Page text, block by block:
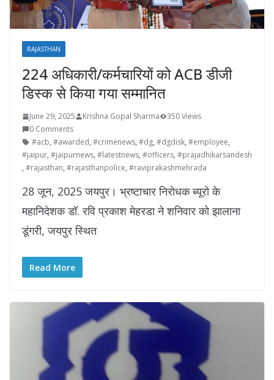
RAJASTHAN
224 अधिकारी/कर्मचारियों को ACB डीजी
डिस्क से किया गया सम्मानित
June 29, 2025 Krishna Gopal Sharma
350 Views
0 Comments
#acb, #awarded, #crimenews, #dg, #dgdisk, #employee,
#jaipur, #jaipurnews, #latestnews, #officers, #prajadhikarsandesh
, #rajasthan, #rajasthanpolice, #raviprakashmehrada
28 जून, 2025 जयपुर। भ्रष्टाचार निरोधक ब्यूरो के
महानिदेशक डॉ. रवि प्रकाश मेहरडा ने शनिवार को झालाना
डूंगरी, जयपुर स्थित
Read More